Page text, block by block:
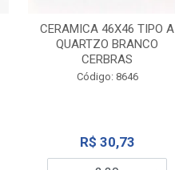
CERAMICA 46X46 TIPO A
QUARTZO BRANCO
CERBRAS
Código: 8646
R$ 30,73